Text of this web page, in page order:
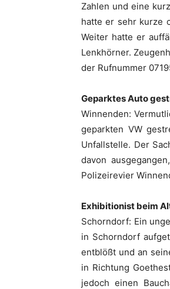
Zahlen und eine
hatte er sehr kurze
Weiter hatte er
Lenkhörner.
der Rufnummer
Geparktes Auto
Winnenden:
geparkten VW
Unfallstelle. Der
davon
Polizeirevier
Exhibitionist beim
Schorndorf: Ein
in Schorndorf
entblößt und an
in Richtung
jedoch einen